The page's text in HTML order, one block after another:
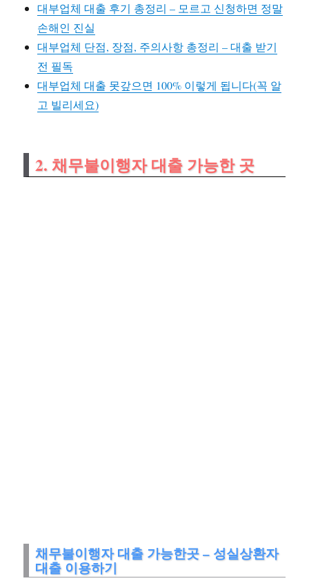
대부업체 대출 후기 총정리 – 모르고 신청하면 정말
손해인 진실
대부업체 단점, 장점, 주의사항 총정리 – 대출 받기
전 필독
대부업체 대출 못갚으면 100% 이렇게 됩니다(꼭 알
고 빌리세요)
2. 채무불이행자 대출 가능한 곳
채무불이행자 대출 가능한곳 – 성실상환자
대출 이용하기